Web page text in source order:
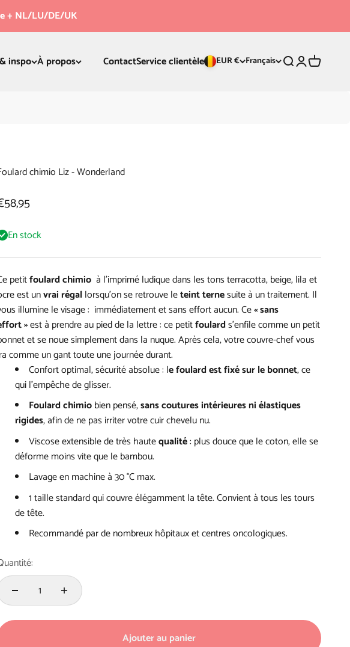
+ NL/LU/DE/UK
inspo À propos ContactService clientèle EUR € Français Recherche
Connexion
Panier
chimio Liz - Wonderland
de vente
En stock
petitfoulard chimio à l’imprimé ludique dans les tons terracotta, beige, lila et
est unvrai régallorsqu’on se retrouve leteint ternesuite à un traitement. Il
illumine le visage : immédiatement et sans effort aucun. Ce« sans
»est à prendre au pied de la lettre : ce petitfoulards’enfile comme un petit
et se noue simplement dans la nuque. Après cela, votre couvre-chef vous
comme un gant toute une journée durant.
Confort optimal, sécurité absolue : le foulard est fixé sur le bonnet, ce
qui l’empêche de glisser.
Foulard chimiobien pensé,sans coutures intérieures ni élastiques
rigides, afin de ne pas irriter votre cuir chevelu nu.
Viscose extensible de très hautequalité: plus douce que le coton, elle se
déforme moins vite que le bambou.
Lavage en machine à 30 °C max.
1 taille standard qui couvre élégamment la tête. Convient à tous les tours
de tête.
Recommandé par de nombreux hôpitaux et centres oncologiques.
Ajouter au panier